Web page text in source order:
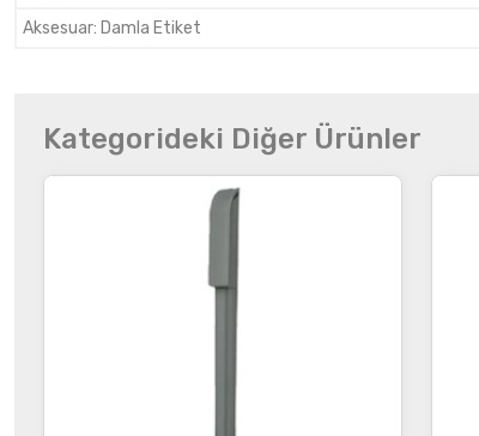
Aksesuar: Damla Etiket
Kategorideki Diğer Ürünler